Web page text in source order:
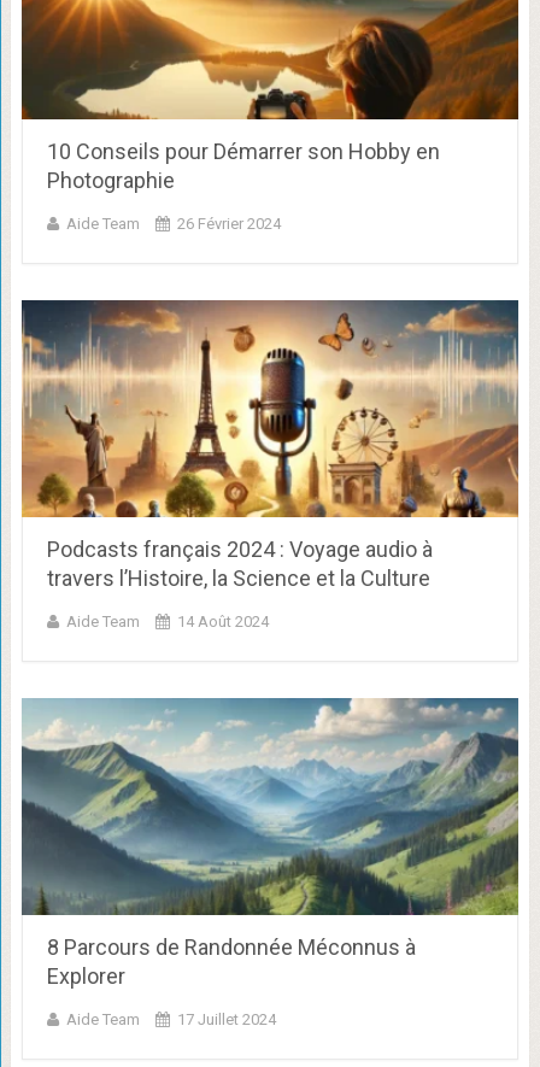
10 Conseils pour Démarrer son Hobby en
Photographie
Aide Team 26 Février 2024
Podcasts français 2024 : Voyage audio à
travers l’Histoire, la Science et la Culture
Aide Team 14 Août 2024
8 Parcours de Randonnée Méconnus à
Explorer
Aide Team 17 Juillet 2024